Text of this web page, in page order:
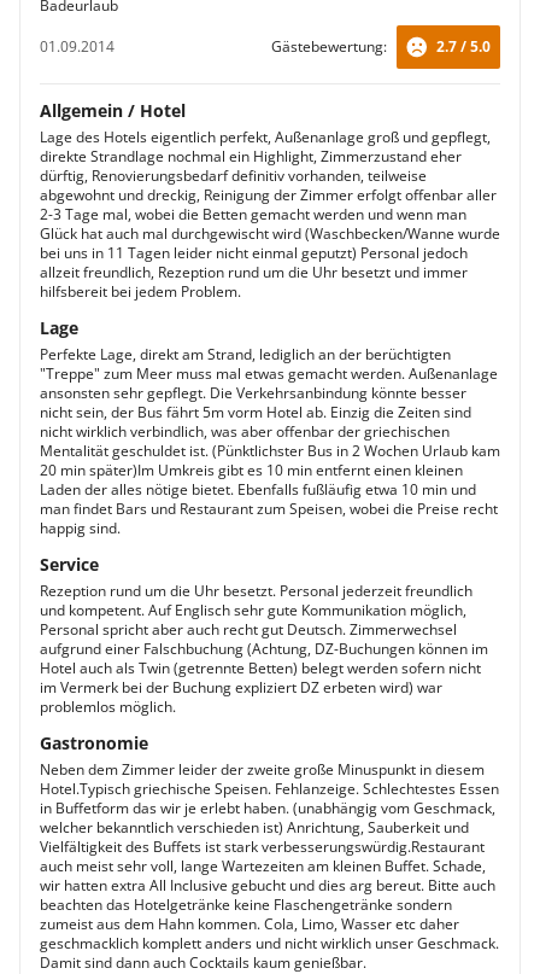
Badeurlaub
01.09.2014
Gästebewertung: 2.7 / 5.0
Allgemein / Hotel
Lage des Hotels eigentlich perfekt, Außenanlage groß und gepflegt,
direkte Strandlage nochmal ein Highlight, Zimmerzustand eher
dürftig, Renovierungsbedarf definitiv vorhanden, teilweise
abgewohnt und dreckig, Reinigung der Zimmer erfolgt offenbar aller
2-3 Tage mal, wobei die Betten gemacht werden und wenn man
Glück hat auch mal durchgewischt wird (Waschbecken/Wanne wurde
bei uns in 11 Tagen leider nicht einmal geputzt) Personal jedoch
allzeit freundlich, Rezeption rund um die Uhr besetzt und immer
hilfsbereit bei jedem Problem.
Lage
Perfekte Lage, direkt am Strand, lediglich an der berüchtigten
"Treppe" zum Meer muss mal etwas gemacht werden. Außenanlage
ansonsten sehr gepflegt. Die Verkehrsanbindung könnte besser
nicht sein, der Bus fährt 5m vorm Hotel ab. Einzig die Zeiten sind
nicht wirklich verbindlich, was aber offenbar der griechischen
Mentalität geschuldet ist. (Pünktlichster Bus in 2 Wochen Urlaub kam
20 min später)Im Umkreis gibt es 10 min entfernt einen kleinen
Laden der alles nötige bietet. Ebenfalls fußläufig etwa 10 min und
man findet Bars und Restaurant zum Speisen, wobei die Preise recht
happig sind.
Service
Rezeption rund um die Uhr besetzt. Personal jederzeit freundlich
und kompetent. Auf Englisch sehr gute Kommunikation möglich,
Personal spricht aber auch recht gut Deutsch. Zimmerwechsel
aufgrund einer Falschbuchung (Achtung, DZ-Buchungen können im
Hotel auch als Twin (getrennte Betten) belegt werden sofern nicht
im Vermerk bei der Buchung expliziert DZ erbeten wird) war
problemlos möglich.
Gastronomie
Neben dem Zimmer leider der zweite große Minuspunkt in diesem
Hotel.Typisch griechische Speisen. Fehlanzeige. Schlechtestes Essen
in Buffetform das wir je erlebt haben. (unabhängig vom Geschmack,
welcher bekanntlich verschieden ist) Anrichtung, Sauberkeit und
Vielfältigkeit des Buffets ist stark verbesserungswürdig.Restaurant
auch meist sehr voll, lange Wartezeiten am kleinen Buffet. Schade,
wir hatten extra All Inclusive gebucht und dies arg bereut. Bitte auch
beachten das Hotelgetränke keine Flaschengetränke sondern
zumeist aus dem Hahn kommen. Cola, Limo, Wasser etc daher
geschmacklich komplett anders und nicht wirklich unser Geschmack.
Damit sind dann auch Cocktails kaum genießbar.